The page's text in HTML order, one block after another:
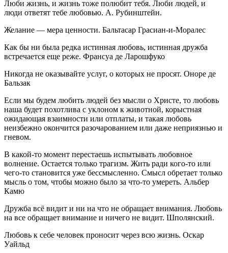
Люби жизнь, и жизнь тоже полюбит тебя. Люби людей, и
люди ответят тебе любовью. А. Рубинштейн.
Желание — мера ценности. Бальтасар Грасиан-и-Моралес
Как бы ни была редка истинная любовь, истинная дружба
встречается еще реже. Франсуа де Ларошфуко
Никогда не оказывайте услуг, о которых не просят. Оноре де
Бальзак
Если мы будем любить людей без мысли о Христе, то любовь
наша будет похотлива с уклоном к животной, корыстная
ожидающая взаимности или отплаты, и такая любовь
неизбежно окончится разочарованием или даже неприязнью и
гневом.
В какой-то момент перестаешь испытывать любовное
волнение. Остается только трагизм. Жить ради кого-то или
чего-то становится уже бессмысленно. Смысл обретает только
мысль о том, чтобы можно было за что-то умереть. Альбер
Камю
Дружба всё видит и ни на что не обращает внимания. Любовь
на все обращает внимание и ничего не видит. Шполянский.
Любовь к себе человек проносит через всю жизнь. Оскар
Уайльд